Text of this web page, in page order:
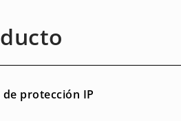
de protección IP